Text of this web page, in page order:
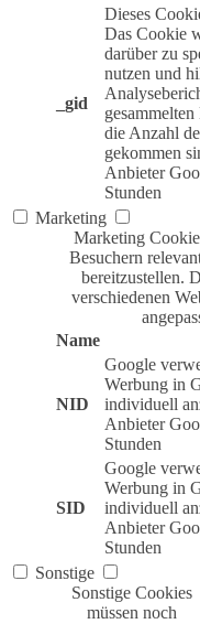
_gid
Dieses
Das Cookie
darüber zu
nutzen und
die Anzahl
gekommen
Anbieter
Stunden
Marketing
Marketing
Besuchern
bereitzustellen.
verschiedenen
Name
NID
Google
Werbung in
individuell
Anbieter
Stunden
SID
Google
Werbung in
individuell
Anbieter
Stunden
Sonstige
Sonstige Cookies
müssen noch